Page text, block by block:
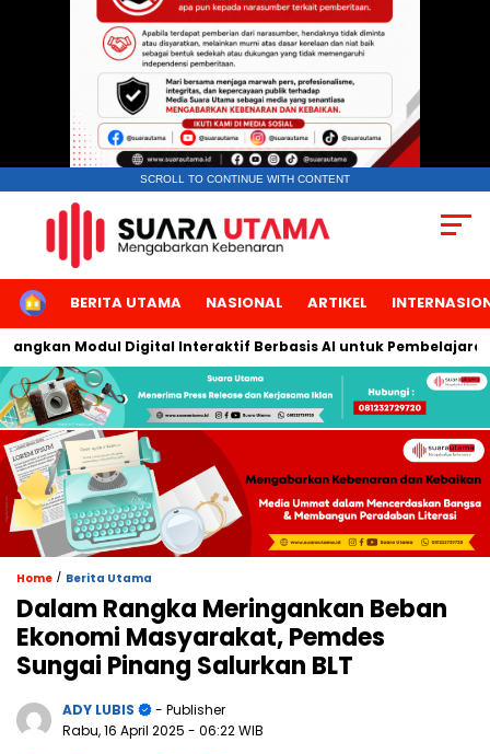
SCROLL TO CONTINUE WITH CONTENT
HOMEBERITA UTAMA NASIONAL ARTIKEL
Modul Digital Interaktif Berbasis AI untuk Pembelajaran
Home / Berita Utama
Dalam Rangka Meringankan Beban
Ekonomi Masyarakat, Pemdes
Sungai Pinang Salurkan BLT
ADY LUBIS
- Publisher
Rabu, 16 April 2025 - 06:22 WIB